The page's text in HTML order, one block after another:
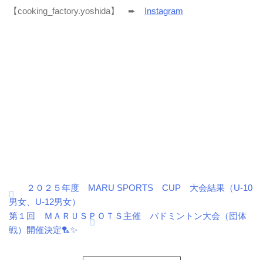
【cooking_factory.yoshida】 ➨ Instagram
投
稿
ナ
２０２５年度 MARU SPORTS CUP 大会結果（U-10
男女、U-12男女）
第１回 ＭＡＲＵＳＰＯＴＳ主催 バドミントン大会（団体
戦）開催決定🏸✨